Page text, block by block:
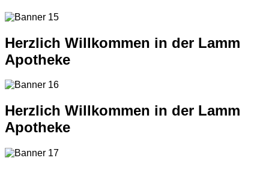
Herzlich Willkommen in der Lamm
Apotheke
Herzlich Willkommen in der Lamm
Apotheke